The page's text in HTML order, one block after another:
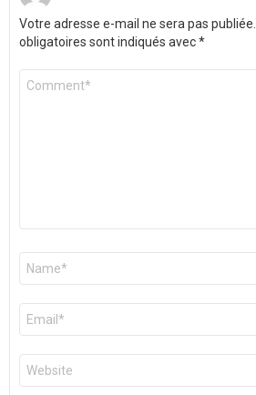
Votre adresse e-mail ne sera pas publiée.
obligatoires sont indiqués avec*
Commentaire
Nom
E-
mail
*
Site
web